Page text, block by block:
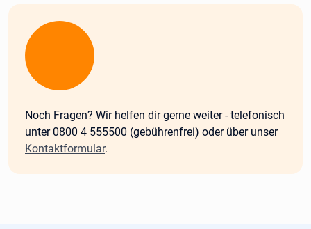
Wichtig:
Noch Fragen? Wir helfen dir gerne weiter - telefonisch
unter 0800 4 555500 (gebührenfrei) oder über unser
Kontaktformular.